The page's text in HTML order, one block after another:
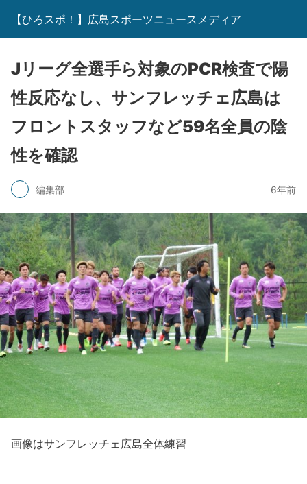
【ひろスポ！】広島スポーツニュースメディア
Jリーグ全選手ら対象のPCR検査で陽
性反応なし、サンフレッチェ広島は
フロントスタッフなど59名全員の陰
性を確認
編集部 6年前
画像はサンフレッチェ広島全体練習